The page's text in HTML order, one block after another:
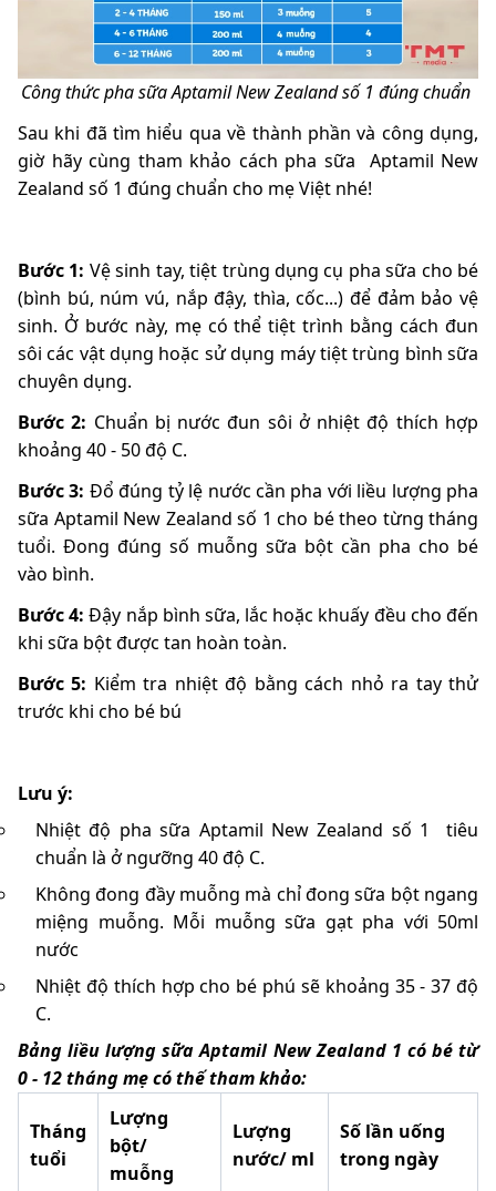
Công thức pha sữa Aptamil New Zealand số 1 đúng chuẩn
Sau khi đã tìm hiểu qua về thành phần và công dụng,
giờ hãy cùng tham khảo cách pha sữa Aptamil New
Zealand số 1 đúng chuẩn cho mẹ Việt nhé!
Bước 1: Vệ sinh tay, tiệt trùng dụng cụ pha sữa cho bé
(bình bú, núm vú, nắp đậy, thìa, cốc...) để đảm bảo vệ
sinh. Ở bước này, mẹ có thể tiệt trình bằng cách đun
sôi các vật dụng hoặc sử dụng máy tiệt trùng bình sữa
chuyên dụng.
Bước 2: Chuẩn bị nước đun sôi ở nhiệt độ thích hợp
khoảng 40 - 50 độ C.
Bước 3: Đổ đúng tỷ lệ nước cần pha với liều lượng pha
sữa Aptamil New Zealand số 1 cho bé theo từng tháng
tuổi. Đong đúng số muỗng sữa bột cần pha cho bé
vào bình.
Bước 4: Đậy nắp bình sữa, lắc hoặc khuấy đều cho đến
khi sữa bột được tan hoàn toàn.
Bước 5: Kiểm tra nhiệt độ bằng cách nhỏ ra tay thử
trước khi cho bé bú
Lưu ý:
Nhiệt độ pha sữa Aptamil New Zealand số 1 tiêu
chuẩn là ở ngưỡng 40 độ C.
Không đong đầy muỗng mà chỉ đong sữa bột ngang
miệng muỗng. Mỗi muỗng sữa gạt pha với 50ml
nước
Nhiệt độ thích hợp cho bé phú sẽ khoảng 35 - 37 độ
C.
Bảng liều lượng sữa Aptamil New Zealand 1 có bé từ
0 - 12 tháng mẹ có thế tham khảo:
Tháng
tuổi
Lượng
bột/
muỗng
Lượng
nước/ ml
Số lần uống
trong ngày